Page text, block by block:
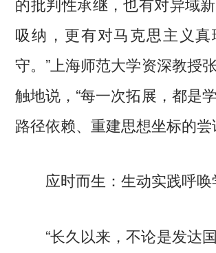
吸纳，更有对马克思主义
守。”上海师范大学资深教授
触地说，“每一次拓展，都是
路径依赖、重建思想坐标的尝
应时而生：生动实践呼
“长久以来，不论是发达